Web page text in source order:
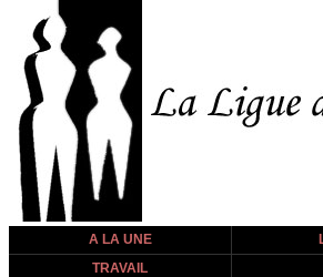
A LA UNE
TRAVAIL